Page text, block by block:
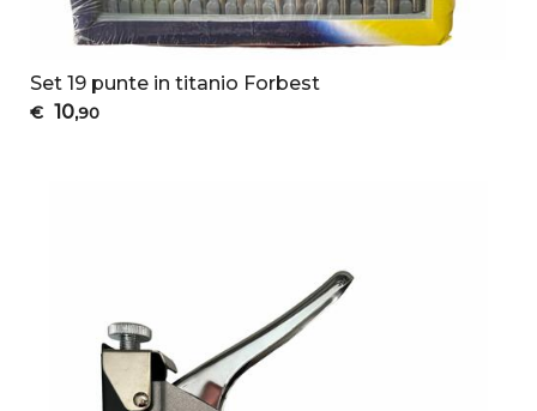
Set 19 punte in titanio Forbest
€ 10,90